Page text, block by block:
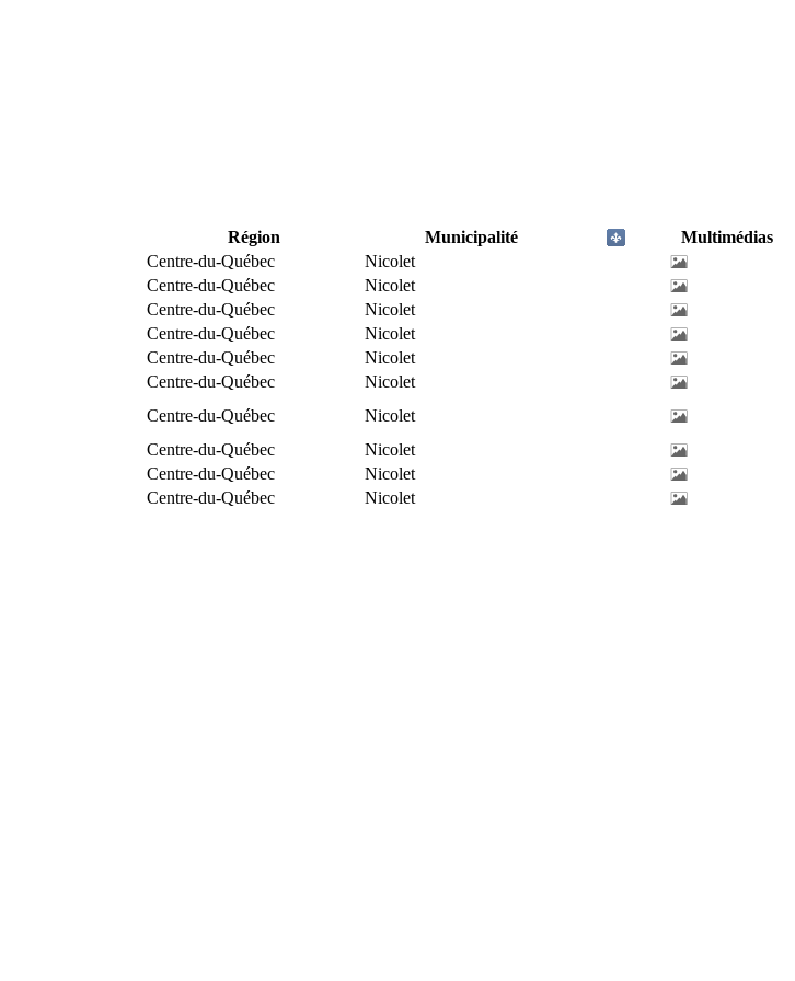
Région Municipalité
Multimédias
Centre-du-Québec
Nicolet
Centre-du-Québec
Nicolet
Centre-du-Québec
Nicolet
Centre-du-Québec
Nicolet
Centre-du-Québec
Nicolet
Centre-du-Québec
Nicolet
Centre-du-Québec
Nicolet
Centre-du-Québec
Nicolet
Centre-du-Québec
Nicolet
Centre-du-Québec Nicolet